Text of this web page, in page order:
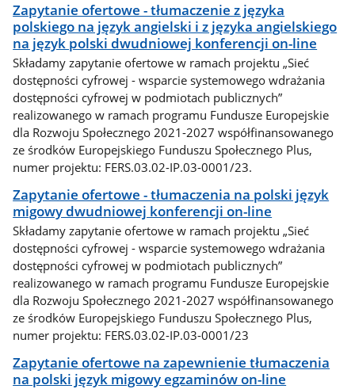
Zapytanie ofertowe - tłumaczenie z języka
polskiego na język angielski i z języka angielskiego
na język polski dwudniowej konferencji on-line
Składamy zapytanie ofertowe w ramach projektu „Sieć
dostępności cyfrowej - wsparcie systemowego wdrażania
dostępności cyfrowej w podmiotach publicznych”
realizowanego w ramach programu Fundusze Europejskie
dla Rozwoju Społecznego 2021-2027 współfinansowanego
ze środków Europejskiego Funduszu Społecznego Plus,
numer projektu: FERS.03.02-IP.03-0001/23.
Zapytanie ofertowe - tłumaczenia na polski język
migowy dwudniowej konferencji on-line
Składamy zapytanie ofertowe w ramach projektu „Sieć
dostępności cyfrowej - wsparcie systemowego wdrażania
dostępności cyfrowej w podmiotach publicznych”
realizowanego w ramach programu Fundusze Europejskie
dla Rozwoju Społecznego 2021-2027 współfinansowanego
ze środków Europejskiego Funduszu Społecznego Plus,
numer projektu: FERS.03.02-IP.03-0001/23
Zapytanie ofertowe na zapewnienie tłumaczenia
na polski język migowy egzaminów on-line